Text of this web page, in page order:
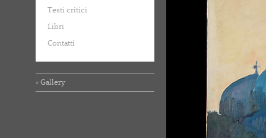
Testi critici
Libri
Contatti
< Gallery